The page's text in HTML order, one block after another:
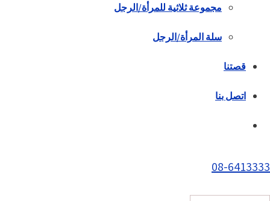
مجموعة ثلاثية للمرأة/الرجل
سلة المرأة/الرجل
قصتنا
اتصل بنا
08-6413333